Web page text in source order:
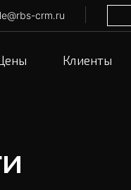
crm.ru
Клиенты